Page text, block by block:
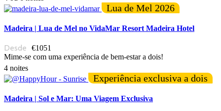
Lua de Mel 2026
Madeira | Lua de Mel no VidaMar Resort Madeira Hotel
€1051
Mime-se com uma experiência de bem-estar a dois!
4 noites
Experiência exclusiva a dois
Madeira | Sol e Mar: Uma Viagem Exclusiva